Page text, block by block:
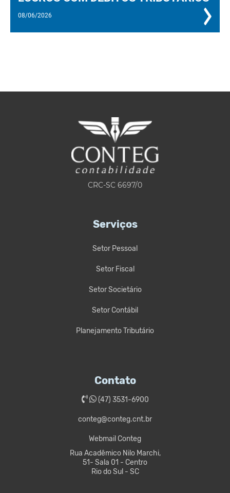
08/06/2026
CRC-SC 6697/0
Serviços
Setor Pessoal
Setor Fiscal
Setor Societário
Setor Contábil
Planejamento Tributário
Contato
(47) 3531-6900
conteg@conteg.cnt.br
Webmail Conteg
Rua Acadêmico Nilo Marchi,
51- Sala 01 - Centro
Rio do Sul - SC